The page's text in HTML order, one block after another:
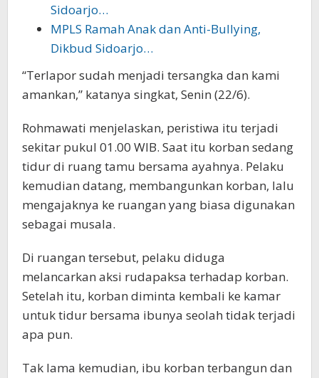
Sidoarjo…
MPLS Ramah Anak dan Anti-Bullying,
Dikbud Sidoarjo…
“Terlapor sudah menjadi tersangka dan kami
amankan,” katanya singkat, Senin (22/6).
Rohmawati menjelaskan, peristiwa itu terjadi
sekitar pukul 01.00 WIB. Saat itu korban sedang
tidur di ruang tamu bersama ayahnya. Pelaku
kemudian datang, membangunkan korban, lalu
mengajaknya ke ruangan yang biasa digunakan
sebagai musala.
Di ruangan tersebut, pelaku diduga
melancarkan aksi rudapaksa terhadap korban.
Setelah itu, korban diminta kembali ke kamar
untuk tidur bersama ibunya seolah tidak terjadi
apa pun.
Tak lama kemudian, ibu korban terbangun dan